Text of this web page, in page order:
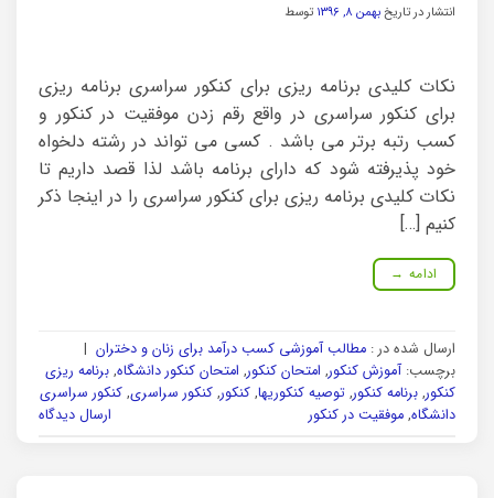
انتشار در تاریخبهمن ۸, ۱۳۹۶ توسط
نکات کلیدی برنامه ریزی برای کنکور سراسری برنامه ریزی
برای کنکور سراسری در واقع رقم زدن موفقیت در کنکور و
کسب رتبه برتر می باشد . کسی می تواند در رشته دلخواه
خود پذیرفته شود که دارای برنامه باشد لذا قصد داریم تا
نکات کلیدی برنامه ریزی برای کنکور سراسری را در اینجا ذکر
کنیم […]
ادامه →
ارسال شده در : مطالب آموزشی کسب درآمد برای زنان و دختران |
برچسب:آموزش کنکور, امتحان کنکور, امتحان کنکور دانشگاه, برنامه ریزی
کنکور, برنامه کنکور, توصیه کنکوریها, کنکور, کنکور سراسری, کنکور سراسری
دانشگاه, موفقیت در کنکور ارسال دیدگاه